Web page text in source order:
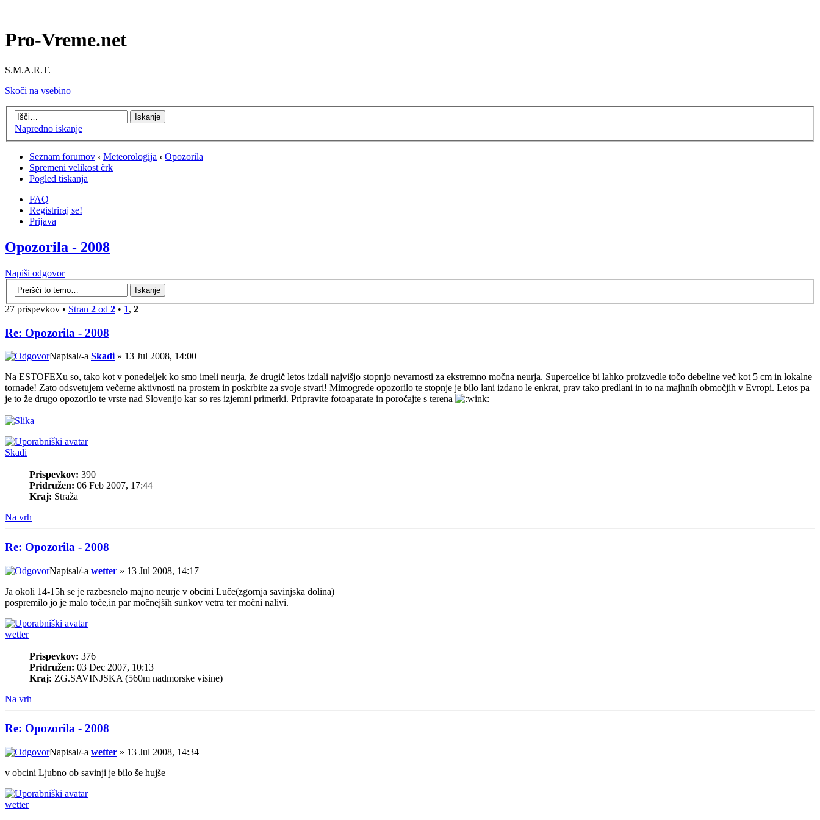
Pro-Vreme.net
S.M.A.R.T.
Skoči na vsebino
Napredno iskanje
Seznam forumov ‹ Meteorologija ‹ Opozorila
Spremeni velikost črk
Pogled tiskanja
FAQ
Registriraj se!
Prijava
Opozorila - 2008
Napiši odgovor
27 prispevkov • Stran 2 od 2 • 1 , 2
Re: Opozorila - 2008
Napisal/-a Skadi » 13 Jul 2008, 14:00
Na ESTOFEXu so, tako kot v ponedeljek ko smo imeli neurja, že drugič letos izdali najvišjo stopnjo nevarnosti za ekstremno močna neurja. Supercelice bi lahko proizvedle točo debeline več kot 5 cm in lokalne
tornade! Zato odsvetujem večerne aktivnosti na prostem in poskrbite za svoje stvari! Mimogrede opozorilo te stopnje je bilo lani izdano le enkrat, prav tako predlani in to na majhnih območjih v Evropi. Letos pa
je to že drugo opozorilo te vrste nad Slovenijo kar so res izjemni primerki. Pripravite fotoaparate in poročajte s terena
Skadi
Prispevkov: 390
Pridružen: 06 Feb 2007, 17:44
Kraj: Straža
Na vrh
Re: Opozorila - 2008
Napisal/-a wetter » 13 Jul 2008, 14:17
Ja okoli 14-15h se je razbesnelo majno neurje v obcini Luče(zgornja savinjska dolina)
pospremilo jo je malo toče,in par močnejših sunkov vetra ter močni nalivi.
wetter
Prispevkov: 376
Pridružen: 03 Dec 2007, 10:13
Kraj: ZG.SAVINJSKA (560m nadmorske visine)
Na vrh
Re: Opozorila - 2008
Napisal/-a wetter » 13 Jul 2008, 14:34
v obcini Ljubno ob savinji je bilo še hujše
wetter